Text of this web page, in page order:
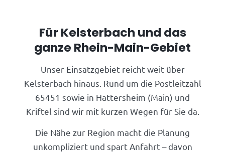
Für Kelsterbach und das
ganze Rhein-Main-Gebiet
Unser Einsatzgebiet reicht weit über
Kelsterbach hinaus. Rund um die Postleitzahl
65451 sowie in Hattersheim (Main) und
Kriftel sind wir mit kurzen Wegen für Sie da.
Die Nähe zur Region macht die Planung
unkompliziert und spart Anfahrt – davon